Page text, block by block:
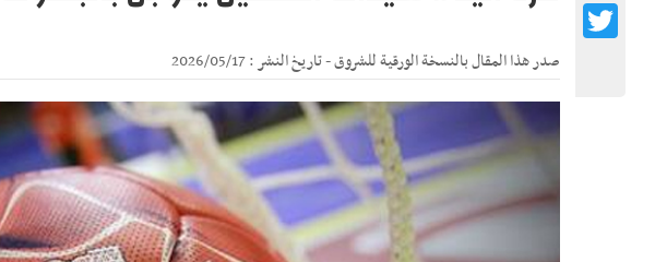
صدر هذا المقال بالنسخة الورقية للشروق - تاريخ النشر : 2026/05/17
Twitter